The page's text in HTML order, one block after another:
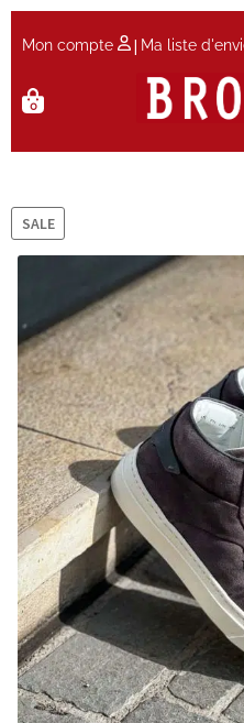
0
Mon compte | Ma liste
Aller
Aller
au
Accueil
Accueil
Actualités et Evènements
Contact
Guide des tailles
Maintenance
Mon compte
Nos marques
Andrea Ventura
Bontoni Chaussures
SALE